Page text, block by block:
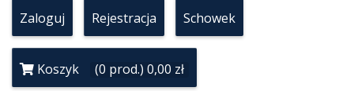
Zaloguj Rejestracja Schowek
Koszyk (0 prod.) 0,00 zł